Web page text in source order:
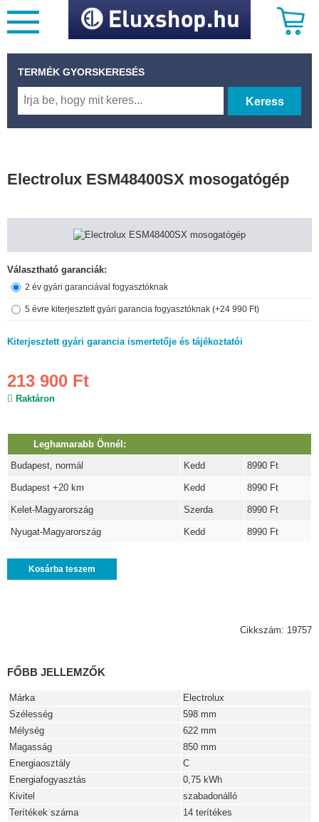
TERMÉK GYORSKERESÉS
Keress
Electrolux ESM48400SX mosogatógép
Választható garanciák:
2 év gyári garanciával fogyasztóknak
5 évre kiterjesztett gyári garancia fogyasztóknak (+24 990 Ft)
Kiterjesztett gyári garancia ismertetője és tájékoztatói
213 900 Ft
Raktáron
Leghamarabb Önnél:
Budapest, normál
Kedd 8990 Ft
Budapest +20 km Kedd 8990 Ft
Kelet-Magyarország Szerda 8990 Ft
Nyugat-Magyarország Kedd 8990 Ft
Kosárba teszem
Cikkszám: 19757
FŐBB JELLEMZŐK
Márka
Electrolux
Szélesség
598 mm
Mélység
622 mm
Magasság
850 mm
Energiaosztály
C
Energiafogyasztás
0,75 kWh
Kivitel
szabadonálló
Terítékek száma
14 terítékes